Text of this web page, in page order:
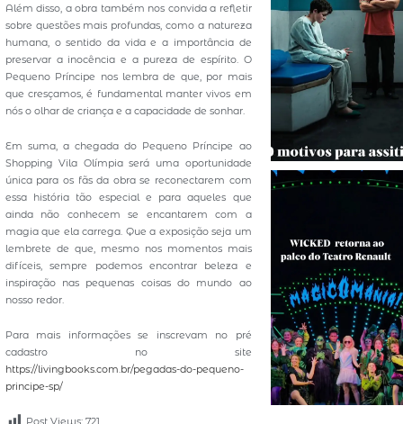
Além disso, a obra também nos convida a refletir
sobre questões mais profundas, como a natureza
humana, o sentido da vida e a importância de
preservar a inocência e a pureza de espírito. O
Pequeno Príncipe nos lembra de que, por mais
que cresçamos, é fundamental manter vivos em
nós o olhar de criança e a capacidade de sonhar.
Em suma, a chegada do Pequeno Príncipe ao
Shopping Vila Olímpia será uma oportunidade
única para os fãs da obra se reconectarem com
essa história tão especial e para aqueles que
ainda não conhecem se encantarem com a
magia que ela carrega. Que a exposição seja um
lembrete de que, mesmo nos momentos mais
difíceis, sempre podemos encontrar beleza e
inspiração nas pequenas coisas do mundo ao
nosso redor.
Para mais informações se inscrevam no pré
cadastro no site
https://livingbooks.com.br/pegadas-do-pequeno-
principe-sp/
Post Views: 721